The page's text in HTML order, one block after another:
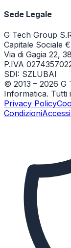
Sede Legale
G Tech Group
Capitale Sociale
Via di Gagia 22,
P.IVA
SDI: SZLUBAI
© 2013 – 2026 G
Informatica. Tutti
Privacy Policy
Condizioni